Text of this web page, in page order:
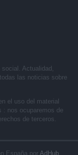
Actualidad,
las noticias sobre
el uso del material
: nos ocuparemos de
de terceros.
España por AdHub